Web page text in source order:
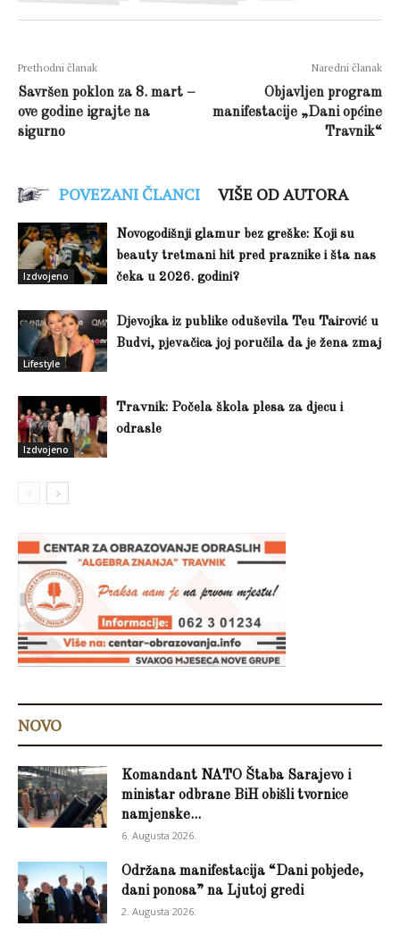
Prethodni članak
Savršen poklon za 8. mart –
ove godine igrajte na
sigurno
Naredni članak
Objavljen program
manifestacije „Dani općine
Travnik“
POVEZANI ČLANCI VIŠE OD AUTORA
Izdvojeno
Novogodišnji glamur bez greške: Koji su
beauty tretmani hit pred praznike i šta nas
čeka u 2026. godini?
Lifestyle
Djevojka iz publike oduševila Teu Tairović u
Budvi, pjevačica joj poručila da je žena zmaj
Izdvojeno
Travnik: Počela škola plesa za djecu i
odrasle
NOVO
Komandant NATO Štaba Sarajevo i
ministar odbrane BiH obišli tvornice
namjenske...
6. Augusta 2026.
Održana manifestacija “Dani pobjede,
dani ponosa” na Ljutoj gredi
2. Augusta 2026.